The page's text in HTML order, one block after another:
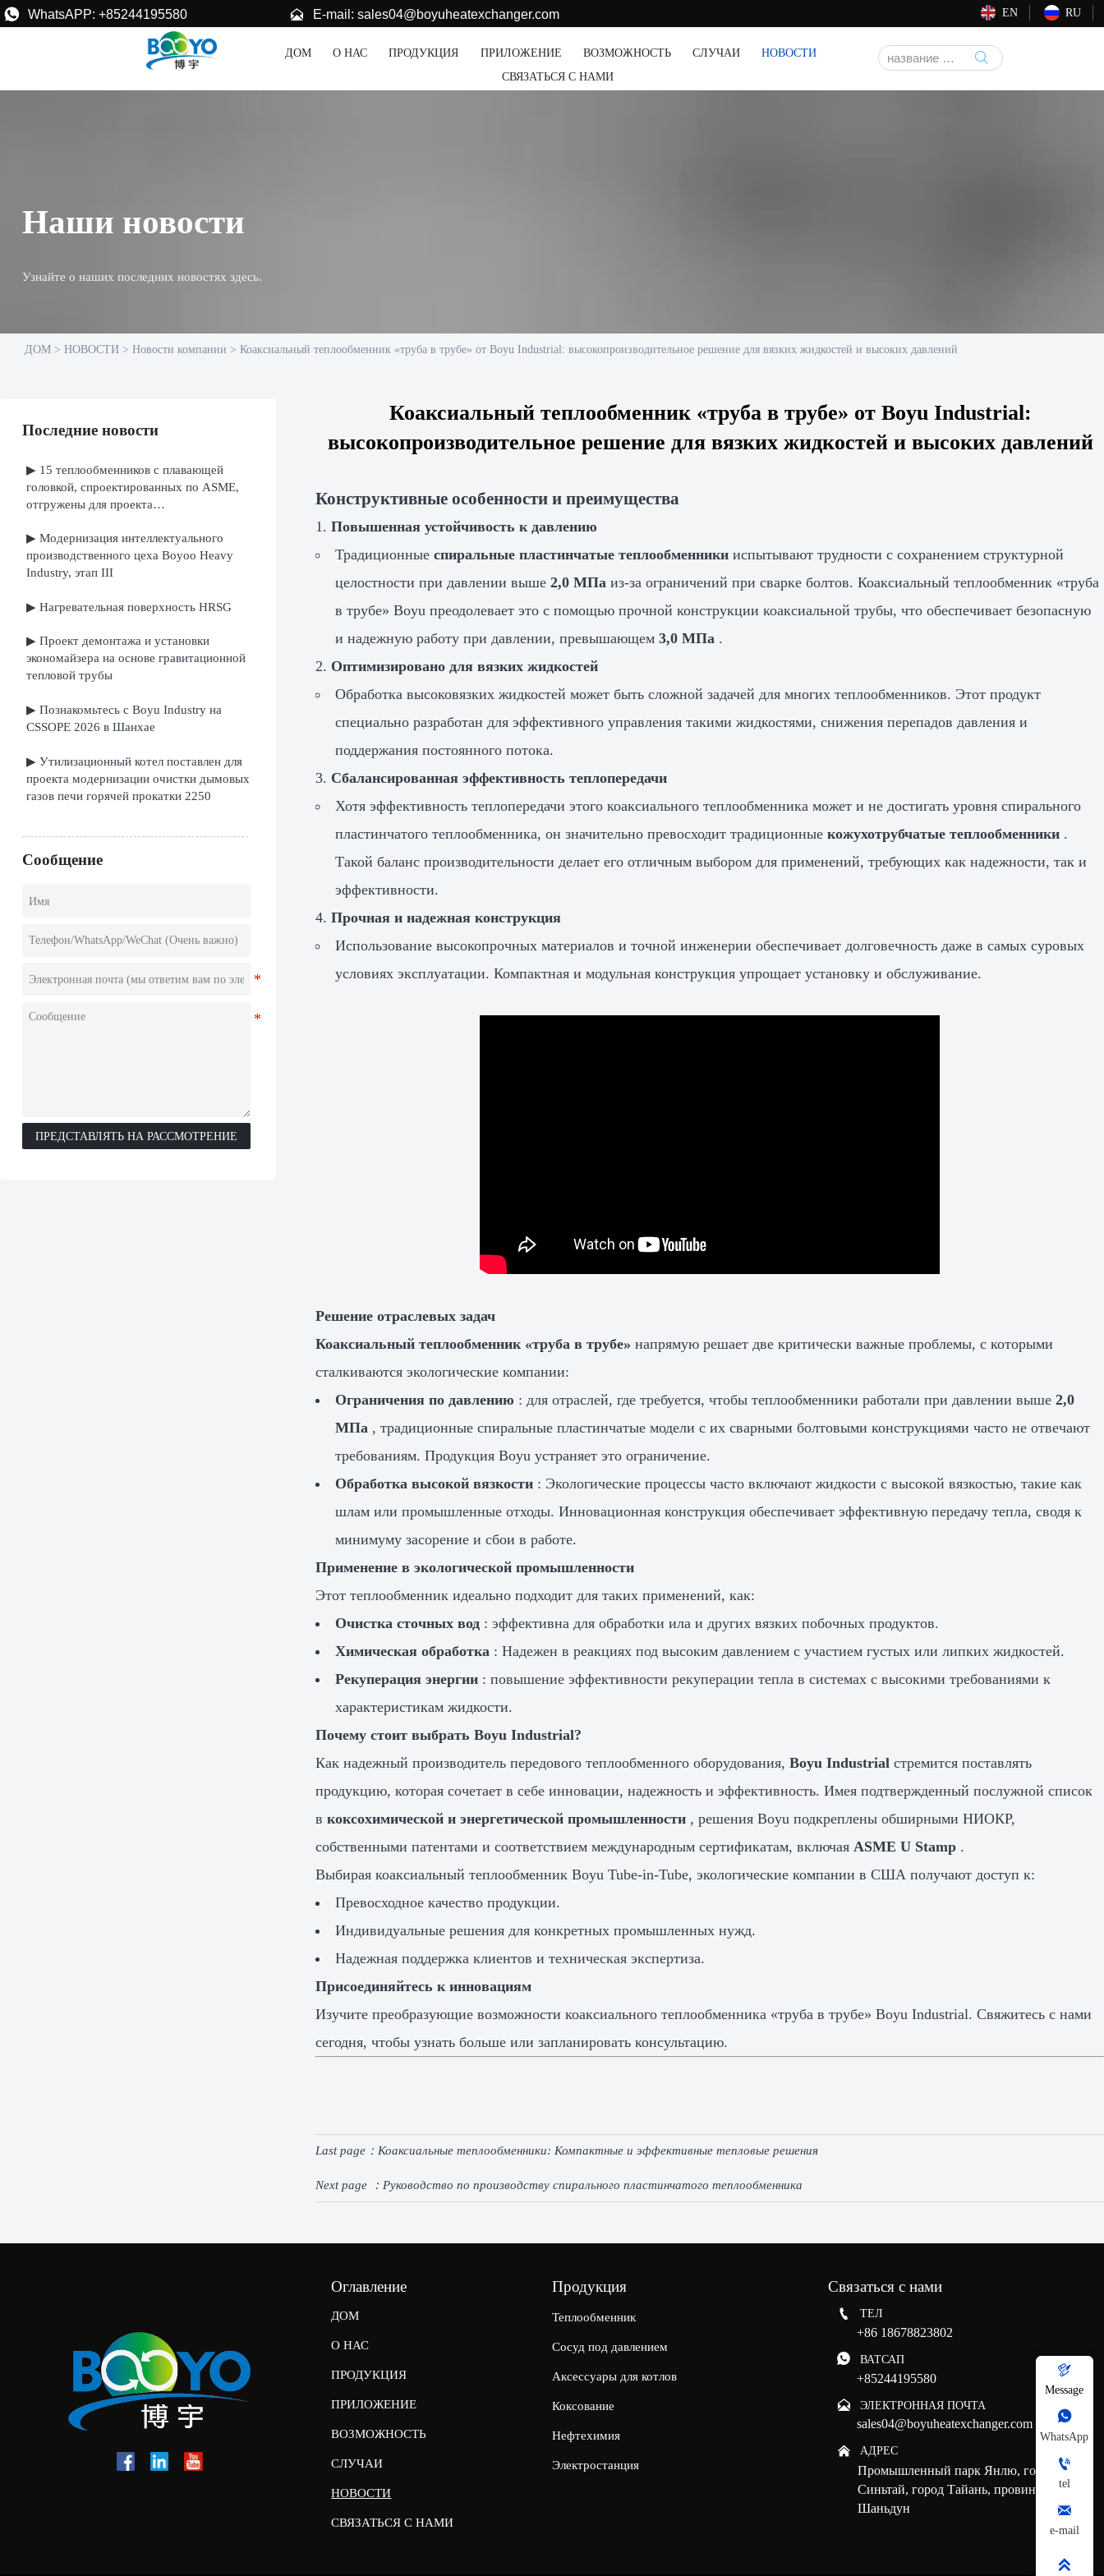
 WhatsAPP: +85244195580  E-mail: sales04@boyuheatexchanger.com EN RU
ДОМ О НАС ПРОДУКЦИЯ ПРИЛОЖЕНИЕ ВОЗМОЖНОСТЬ СЛУЧАИ
НОВОСТИ
СВЯЗАТЬСЯ С НАМИ

Наши новости
Узнайте о наших последних новостях здесь.
ДОМ > НОВОСТИ > Новости компании > Коаксиальный теплообменник «труба в трубе» от Boyu Industrial: высокопроизводительное решение для вязких жидкостей и высоких давлений
Последние новости
▶ 15 теплообменников с плавающей
головкой, спроектированных по ASME,
отгружены для проекта
Ираке
▶ Модернизация интеллектуального
производственного цеха Boyoo Heavy
Industry, этап III
▶ Нагревательная поверхность HRSG
▶ Проект демонтажа и установки
экономайзера на основе гравитационной
тепловой трубы
▶ Познакомьтесь с Boyu Industry на
CSSOPE 2026 в Шанхае
▶ Утилизационный котел поставлен для
проекта модернизации очистки дымовых
газов печи горячей прокатки 2250
Сообщение
ПРЕДСТАВЛЯТЬ НА РАССМОТРЕНИЕ
Коаксиальный теплообменник «труба в трубе» от Boyu Industrial:
высокопроизводительное решение для вязких жидкостей и высоких давлений
Конструктивные особенности и преимущества
Повышенная устойчивость к давлению
Традиционныеспиральные пластинчатые теплообменники испытывают трудности с сохранением структурной
целостности при давлении выше2,0 МПа из-за ограничений при сварке болтов. Коаксиальный теплообменник «труба
в трубе» Boyu преодолевает это с помощью прочной конструкции коаксиальной трубы, что обеспечивает безопасную
и надежную работу при давлении, превышающем3,0 МПа .
Оптимизировано для вязких жидкостей
Обработка высоковязких жидкостей может быть сложной задачей для многих теплообменников. Этот продукт
специально разработан для эффективного управления такими жидкостями, снижения перепадов давления и
поддержания постоянного потока.
Сбалансированная эффективность теплопередачи
Хотя эффективность теплопередачи этого коаксиального теплообменника может и не достигать уровня спирального
пластинчатого теплообменника, он значительно превосходит традиционныекожухотрубчатые теплообменники .
Такой баланс производительности делает его отличным выбором для применений, требующих как надежности, так и
эффективности.
Прочная и надежная конструкция
Использование высокопрочных материалов и точной инженерии обеспечивает долговечность даже в самых суровых
условиях эксплуатации. Компактная и модульная конструкция упрощает установку и обслуживание.
Решение отраслевых задач
Коаксиальный теплообменник «труба в трубе» напрямую решает две критически важные проблемы, с которыми
сталкиваются экологические компании:
Ограничения по давлению : для отраслей, где требуется, чтобы теплообменники работали при давлении выше2,0
МПа , традиционные спиральные пластинчатые модели с их сварными болтовыми конструкциями часто не отвечают
требованиям. Продукция Boyu устраняет это ограничение.
Обработка высокой вязкости : Экологические процессы часто включают жидкости с высокой вязкостью, такие как
шлам или промышленные отходы. Инновационная конструкция обеспечивает эффективную передачу тепла, сводя к
минимуму засорение и сбои в работе.
Применение в экологической промышленности
Этот теплообменник идеально подходит для таких применений, как:
Очистка сточных вод : эффективна для обработки ила и других вязких побочных продуктов.
Химическая обработка : Надежен в реакциях под высоким давлением с участием густых или липких жидкостей.
Рекуперация энергии : повышение эффективности рекуперации тепла в системах с высокими требованиями к
характеристикам жидкости.
Почему стоит выбрать Boyu Industrial?
Как надежный производитель передового теплообменного оборудования,Boyu Industrial стремится поставлять
продукцию, которая сочетает в себе инновации, надежность и эффективность. Имея подтвержденный послужной список
вкоксохимической и энергетической промышленности , решения Boyu подкреплены обширными НИОКР,
собственными патентами и соответствием международным сертификатам, включаяASME U Stamp .
Выбирая коаксиальный теплообменник Boyu Tube-in-Tube, экологические компании в США получают доступ к:
Превосходное качество продукции.
Индивидуальные решения для конкретных промышленных нужд.
Надежная поддержка клиентов и техническая экспертиза.
Присоединяйтесь к инновациям
Изучите преобразующие возможности коаксиального теплообменника «труба в трубе» Boyu Industrial. Свяжитесь с нами
сегодня, чтобы узнать больше или запланировать консультацию.
Last page：Коаксиальные теплообменники: Компактные и эффективные тепловые решения
Next page ： Руководство по производству спирального пластинчатого теплообменника
Оглавление
ДОМ
О НАС
ПРОДУКЦИЯ
ПРИЛОЖЕНИЕ
ВОЗМОЖНОСТЬ
СЛУЧАИ
НОВОСТИ
СВЯЗАТЬСЯ С НАМИ
Продукция
Теплообменник
Сосуд под давлением
Аксессуары для котлов
Коксование
Нефтехимия
Электростанция
Связаться с нами
 ТЕЛ
+86 18678823802
 ВАТСАП
+85244195580
 ЭЛЕКТРОННАЯ ПОЧТА
sales04@boyuheatexchanger.com
 АДРЕС
Промышленный парк Янлю, город
Синьтай, город Тайань, провинция
Шаньдун

Message

WhatsApp

tel

e-mail
